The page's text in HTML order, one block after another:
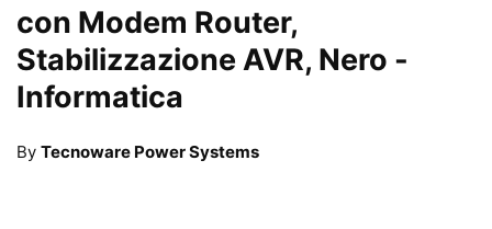
con Modem Router,
Stabilizzazione AVR, Nero -
Informatica
By Tecnoware Power Systems